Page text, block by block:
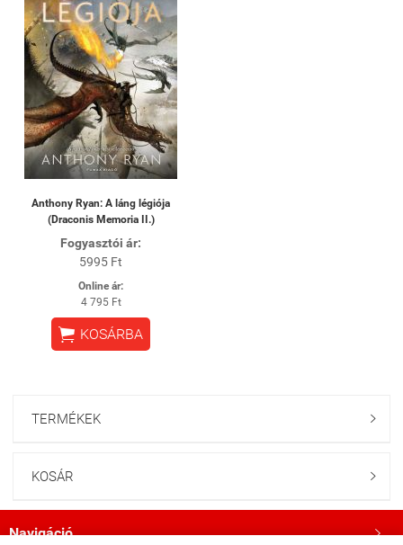
Anthony Ryan: A láng légiója
(Draconis Memoria II.)
Fogyasztói ár:
5995 Ft
Online ár:
4 795 Ft
 KOSÁRBA
TERMÉKEK 
KOSÁR 
Navigáció 